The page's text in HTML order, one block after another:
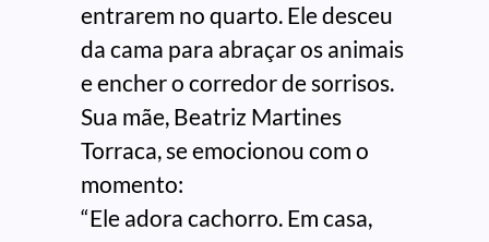
entrarem no quarto. Ele desceu
da cama para abraçar os animais
e encher o corredor de sorrisos.
Sua mãe, Beatriz Martines
Torraca, se emocionou com o
momento:
“Ele adora cachorro. Em casa,